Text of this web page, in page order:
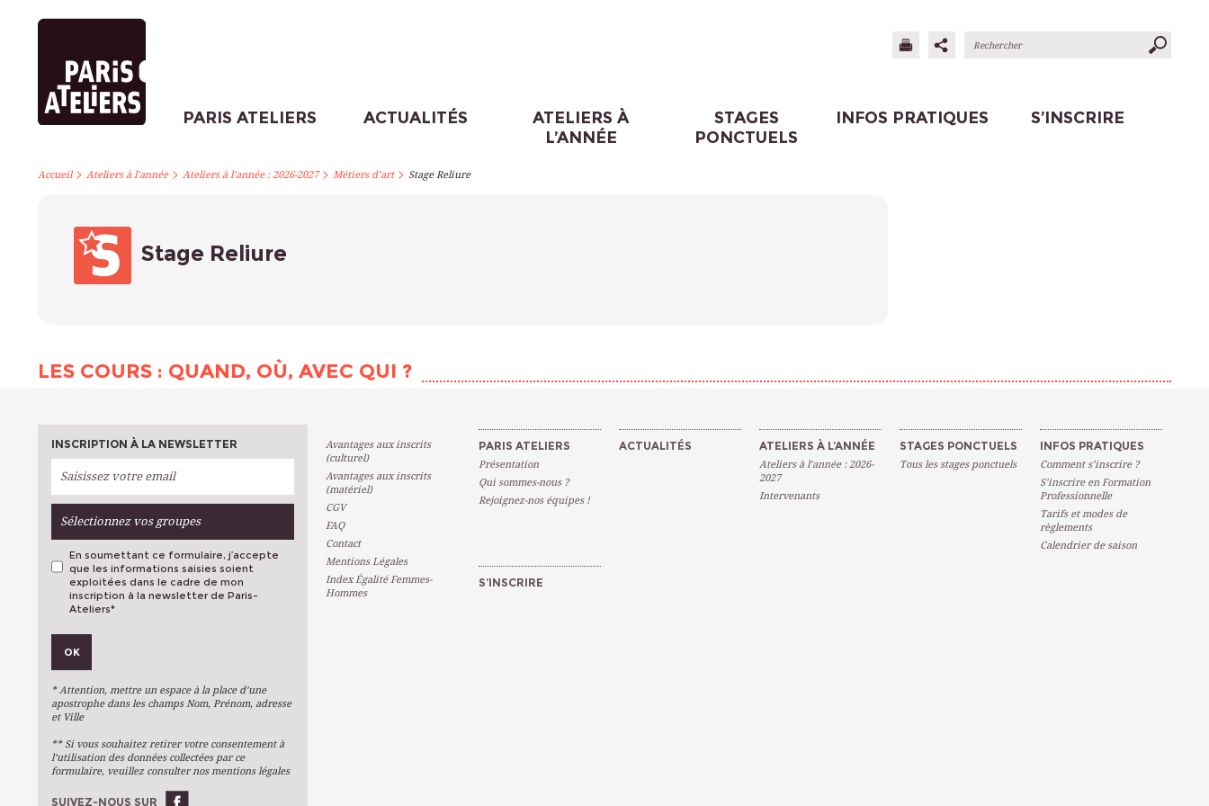
PARIS ATELIERS ACTUALITÉS
ATELIERS À
L’ANNÉE
STAGES
PONCTUELS
INFOS PRATIQUES S’INSCRIRE
Accueil> Ateliers à l’année> Ateliers à l’année : 2026-2027> Métiers d’art> Stage Reliure
Stage Reliure
LES COURS : QUAND, OÙ, AVEC QUI ?
INSCRIPTION À LA NEWSLETTER
Sélectionnez vos groupes
Métiers D'art
Arts Du Texte
Stages Ponctuels
Ateliers À L'année
En soumettant ce formulaire, j’accepte
que les informations saisies soient
exploitées dans le cadre de mon
inscription à la newsletter de Paris-
Ateliers*
OK
* Attention, mettre un espace à la place d’une
apostrophe dans les champs Nom, Prénom, adresse
et Ville
** Si vous souhaitez retirer votre consentement à
l’utilisation des données collectées par ce
formulaire, veuillez consulter nos mentions légales
SUIVEZ-NOUS SUR
Avantages aux inscrits
(culturel)
Avantages aux inscrits
(matériel)
CGV
FAQ
Contact
Mentions Légales
Index Égalité Femmes-
Hommes
PARIS ATELIERS
Présentation
Qui sommes-nous ?
Rejoignez-nos équipes !
ACTUALITÉS ATELIERS À L’ANNÉE
Ateliers à l’année : 2026-
2027
Intervenants
STAGES PONCTUELS
Tous les stages ponctuels
INFOS PRATIQUES
Comment s’inscrire ?
S’inscrire en Formation
Professionnelle
Tarifs et modes de
règlements
Calendrier de saison
S’INSCRIRE